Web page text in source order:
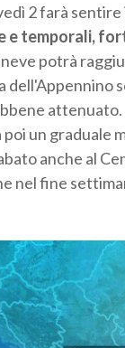
2 farà
e temporali,
potrà
dell'Appennino
attenuato.
un graduale
anche al
nel fine